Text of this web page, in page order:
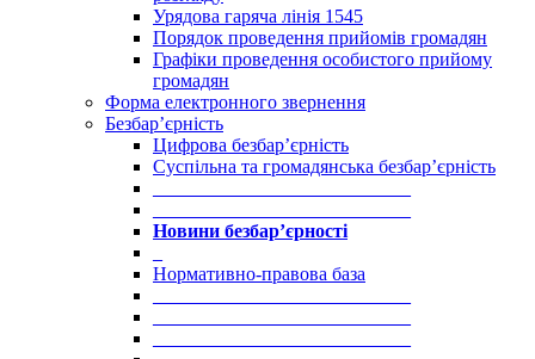
Урядова гаряча лінія 1545
Порядок проведення прийомів громадян
Графіки проведення особистого прийому
громадян
Форма електронного звернення
Безбар’єрність
Цифрова безбар’єрність
Суспільна та громадянська безбар’єрність
Новини безбар’єрності
Нормативно-правова база